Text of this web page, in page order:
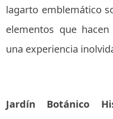
lagarto emblemático
elementos que
una experiencia
Jardín Botánico